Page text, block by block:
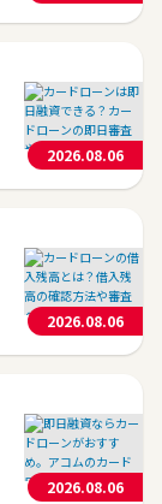
2026.08.06
2026.08.06
2026.08.06